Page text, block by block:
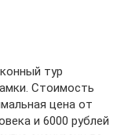
тур
Стоимость
цена от
и 6000 рублей